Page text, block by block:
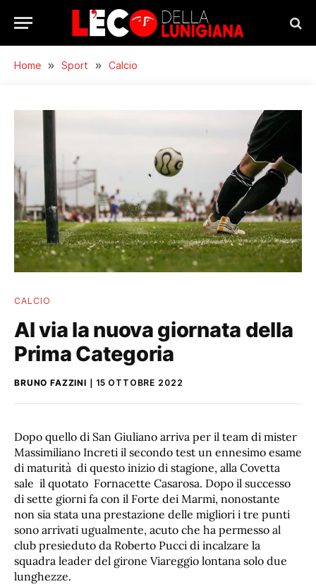
Home » Sport » Calcio
CALCIO
Al via la nuova giornata della
Prima Categoria
BRUNO FAZZINI 15 OTTOBRE 2022
Dopo quello di San Giuliano arriva per il team di mister
Massimiliano Increti il secondo test un ennesimo esame
di maturità di questo inizio di stagione, alla Covetta
sale il quotato Fornacette Casarosa. Dopo il successo
di sette giorni fa con il Forte dei Marmi, nonostante
non sia stata una prestazione delle migliori i tre punti
sono arrivati ugualmente, acuto che ha permesso al
club presieduto da Roberto Pucci di incalzare la
squadra leader del girone Viareggio lontana solo due
lunghezze.